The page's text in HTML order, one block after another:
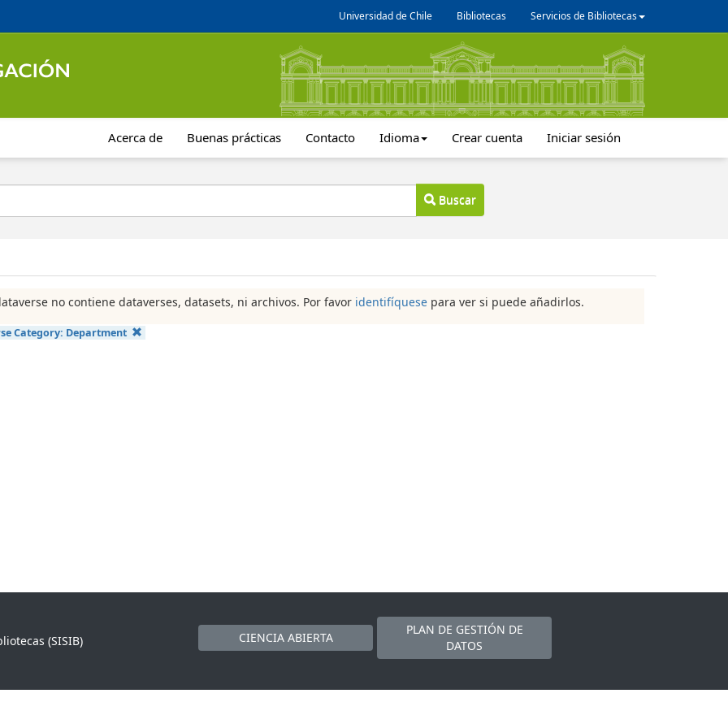
Universidad de Chile Bibliotecas Servicios de Bibliotecas
Acerca de Buenas prácticas Contacto Idioma Crear cuenta Iniciar sesión
Buscar
no contiene dataverses, datasets, ni archivos. Por favor identifíquese para ver si puede añadirlos.
Category: Department
(SISIB)
CIENCIA ABIERTA
PLAN DE GESTIÓN DE
DATOS